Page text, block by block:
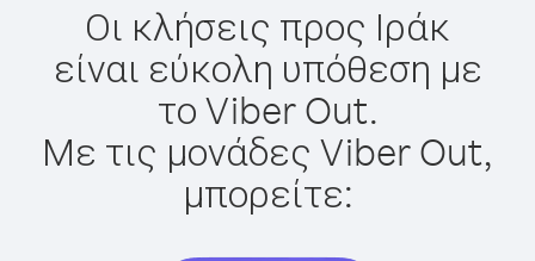
Οι κλήσεις προς Ιράκ
είναι εύκολη υπόθεση με
το Viber Out.
Με τις μονάδες Viber Out,
μπορείτε: